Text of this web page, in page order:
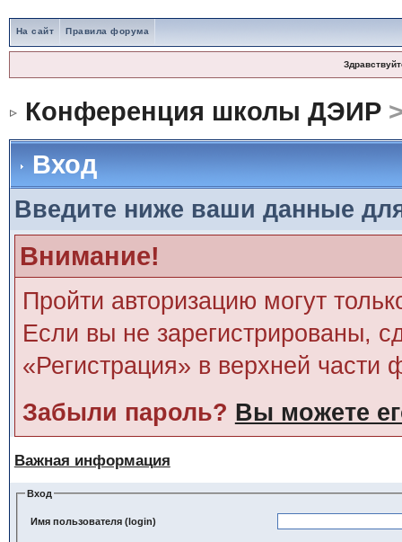
На сайт Правила форума
Конференция школы ДЭИР
Вход
Введите ниже ваши данные
Внимание!
Пройти авторизацию могут
Если вы не зарегистрированы,
«Регистрация» в верхней части
Забыли пароль? Вы можете
Важная информация
Вход
Имя пользователя (login)